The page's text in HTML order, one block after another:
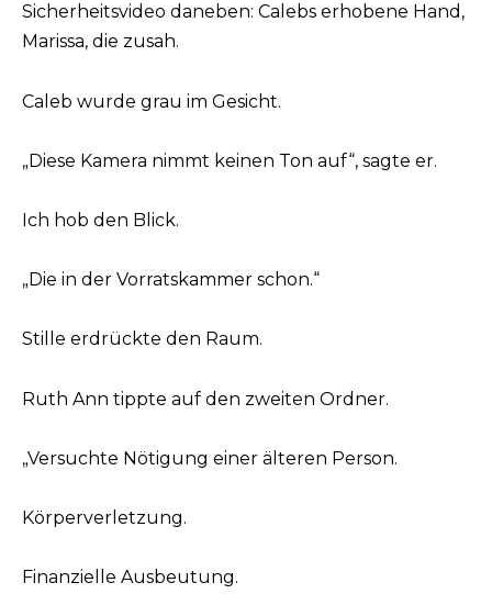
Sicherheitsvideo daneben: Calebs erhobene Hand,
Marissa, die zusah.
Caleb wurde grau im Gesicht.
„Diese Kamera nimmt keinen Ton auf“, sagte er.
Ich hob den Blick.
„Die in der Vorratskammer schon.“
Stille erdrückte den Raum.
Ruth Ann tippte auf den zweiten Ordner.
„Versuchte Nötigung einer älteren Person.
Körperverletzung.
Finanzielle Ausbeutung.